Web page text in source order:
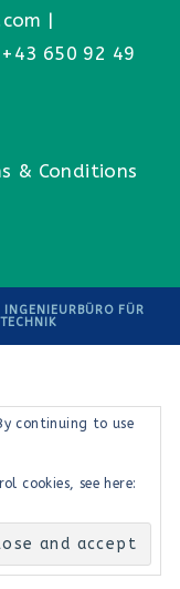
|
+43 650 92 49
& Conditions
FÜR
continuing to use
cookies, see here: